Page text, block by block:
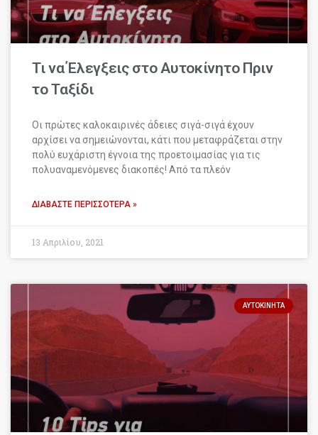
Τι να Έλεγξεις στο Αυτοκίνητο Πριν
το Ταξίδι
Οι πρώτες καλοκαιρινές άδειες σιγά-σιγά έχουν
αρχίσει να σημειώνονται, κάτι που μεταφράζεται στην
πολύ ευχάριστη έγνοια της προετοιμασίας για τις
πολυαναμενόμενες διακοπές! Από τα πλεόν
ΔΙΑΒΆΣΤΕ ΠΕΡΙΣΣΌΤΕΡΑ »
13 Απριλίου, 2021
ΑΥΤΟΚΊΝΗΤΑ